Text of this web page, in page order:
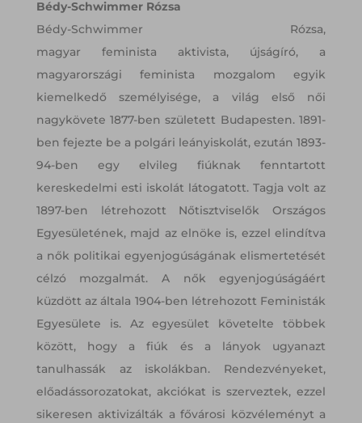
Bédy-Schwimmer Rózsa
Bédy-Schwimmer Rózsa,
magyar feminista aktivista, újságíró, a
magyarországi feminista mozgalom egyik
kiemelkedő személyisége, a világ első női
nagykövete 1877-ben született Budapesten. 1891-
ben fejezte be a polgári leányiskolát, ezután 1893-
94-ben egy elvileg fiúknak fenntartott
kereskedelmi esti iskolát látogatott. Tagja volt az
1897-ben létrehozott Nőtisztviselők Országos
Egyesületének, majd az elnöke is, ezzel elindítva
a nők politikai egyenjogúságának elismertetését
célzó mozgalmát. A nők egyenjogúságáért
küzdött az általa 1904-ben létrehozott Feministák
Egyesülete is. Az egyesület követelte többek
között, hogy a fiúk és a lányok ugyanazt
tanulhassák az iskolákban. Rendezvényeket,
előadássorozatokat, akciókat is szerveztek, ezzel
sikeresen aktivizálták a fővárosi közvéleményt a